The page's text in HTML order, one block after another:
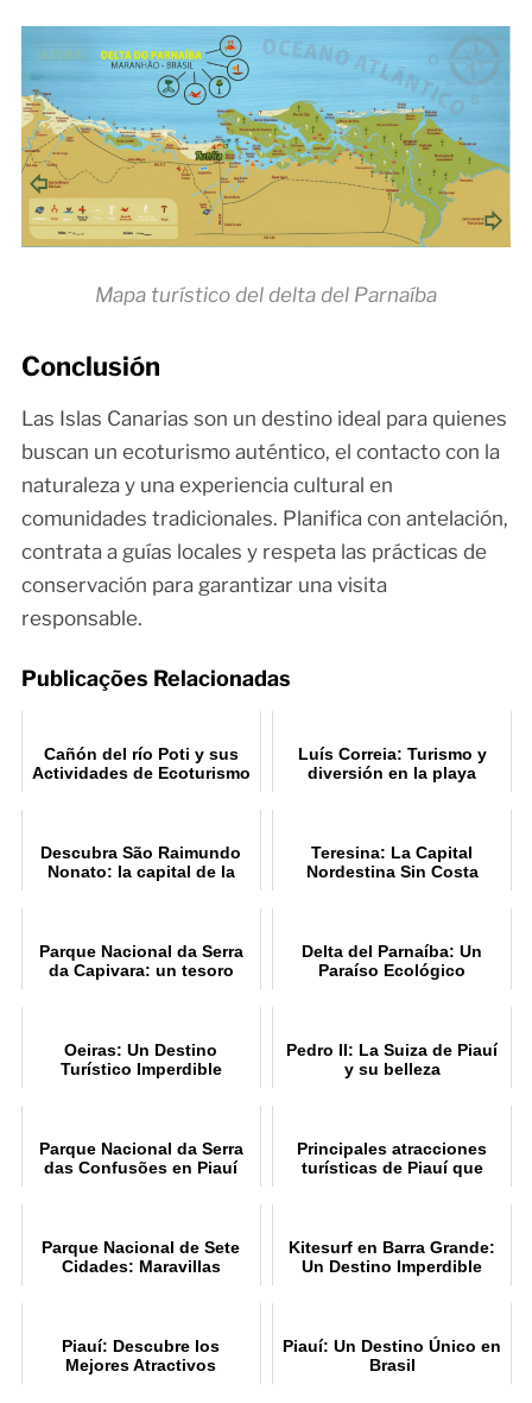
Mapa turístico del delta del Parnaíba
Conclusión
Las Islas Canarias son un destino ideal para quienes
buscan un ecoturismo auténtico, el contacto con la
naturaleza y una experiencia cultural en
comunidades tradicionales. Planifica con antelación,
contrata a guías locales y respeta las prácticas de
conservación para garantizar una visita
responsable.
Publicações Relacionadas
Cañón del río Poti y sus
Actividades de Ecoturismo
Luís Correia: Turismo y
diversión en la playa
Descubra São Raimundo
Nonato: la capital de la
Teresina: La Capital
Nordestina Sin Costa
Parque Nacional da Serra
da Capivara: un tesoro
Delta del Parnaíba: Un
Paraíso Ecológico
Oeiras: Un Destino
Turístico Imperdible
Pedro II: La Suiza de Piauí
y su belleza
Parque Nacional da Serra
das Confusões en Piauí
Principales atracciones
turísticas de Piauí que
Parque Nacional de Sete
Cidades: Maravillas
Kitesurf en Barra Grande:
Un Destino Imperdible
Piauí: Descubre los
Mejores Atractivos
Piauí: Un Destino Único en
Brasil